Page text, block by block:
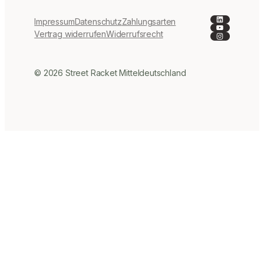
ImpressumDatenschutzZahlungsarten
Vertrag widerrufenWiderrufsrecht
LinkedIn
YouTube
Instagram
© 2026 Street Racket Mitteldeutschland